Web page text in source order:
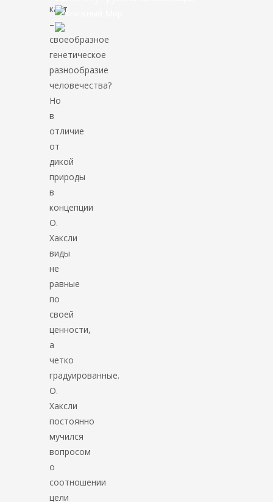
каст
–
своеобразное
генетическое
разнообразие
человечества?
Но
в
отличие
от
дикой
природы
в
концепции
О.
Хаксли
виды
не
равные
по
своей
ценности,
а
четко
градуированные.
О.
Хаксли
постоянно
мучился
вопросом
о
соотношении
цели